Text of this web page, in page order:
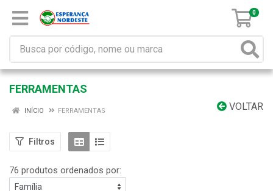
0
FERRAMENTAS
VOLTAR
INÍCIO FERRAMENTAS
Filtros
76 produtos ordenados por: